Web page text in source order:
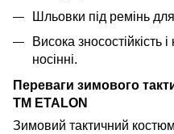
Шльовки під ремінь для
Висока
носінні.
Переваги зимового
TM ETALON
Зимовий тактичний